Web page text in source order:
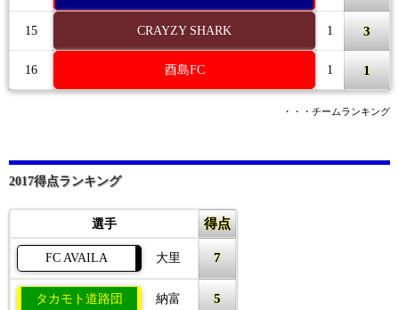
15 CRAYZY SHARK 1 3
16 酉島FC 1 1
・・・チームランキング
2017得点ランキング
選手 得点
FC AVAILA 大里 7
タカモト道路団 納富 5